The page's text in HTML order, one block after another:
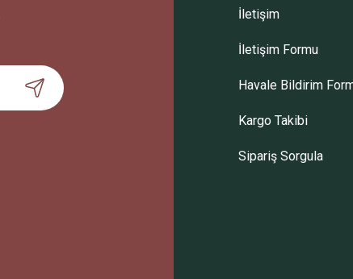
İletişim
İletişim Formu
Havale Bildirim
Kargo Takibi
Sipariş Sorgula